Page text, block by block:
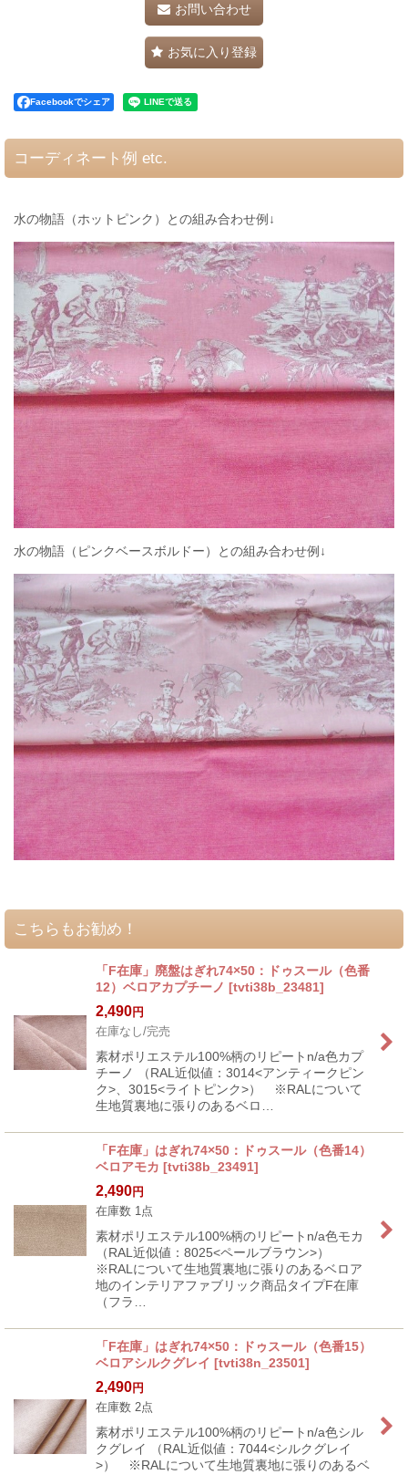
お問い合わせ
お気に入り登録
Facebookでシェア
コーディネート例 etc.
水の物語（ホットピンク）との組み合わせ例↓
水の物語（ピンクベースボルドー）との組み合わせ例↓
こちらもお勧め！
「F在庫」廃盤はぎれ74×50：ドゥスール（色番
12）ベロアカプチーノ [tvti38b_23481]
2,490円
在庫なし/完売
素材ポリエステル100%柄のリピートn/a色カプ
チーノ （RAL近似値：3014<アンティークピン
ク>、3015<ライトピンク>） ※RALについて
生地質裏地に張りのあるベロ…
「F在庫」はぎれ74×50：ドゥスール（色番14）
ベロアモカ [tvti38b_23491]
2,490円
在庫数 1点
素材ポリエステル100%柄のリピートn/a色モカ
（RAL近似値：8025<ペールブラウン>）
※RALについて生地質裏地に張りのあるベロア
地のインテリアファブリック商品タイプF在庫
（フラ…
「F在庫」はぎれ74×50：ドゥスール（色番15）
ベロアシルクグレイ [tvti38n_23501]
2,490円
在庫数 2点
素材ポリエステル100%柄のリピートn/a色シル
クグレイ （RAL近似値：7044<シルクグレイ
>） ※RALについて生地質裏地に張りのあるベ